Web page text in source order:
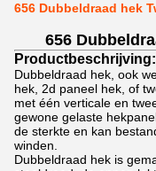
656 Dubbeldraad hek
656
Productbeschrijving:
Dubbeldraad hek, ook
hek, 2d paneel hek, of
met één verticale en
gewone gelaste
de sterkte en kan
winden.
Dubbeldraad hek is